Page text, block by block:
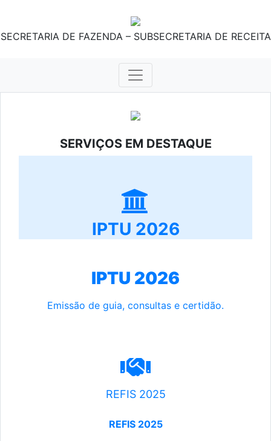
SECRETARIA DE FAZENDA – SUBSECRETARIA DE RECEITA
SERVIÇOS EM DESTAQUE
IPTU 2026
IPTU 2026
Emissão de guia, consultas e certidão.
REFIS 2025
REFIS 2025